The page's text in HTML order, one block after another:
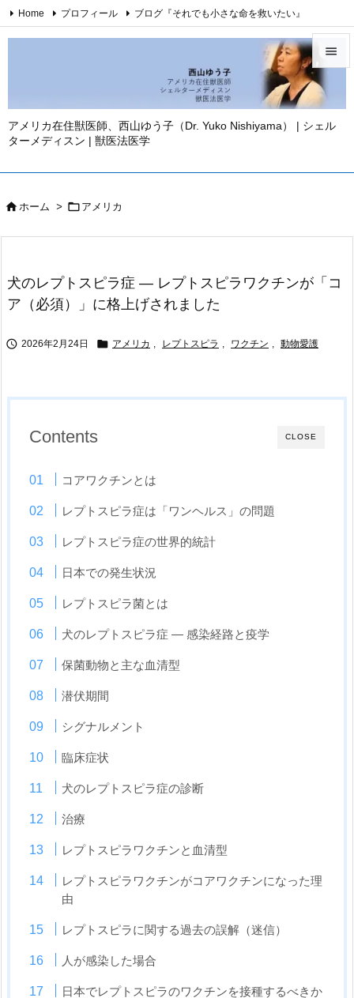
アメリカ在住獣医師、西山ゆう子（Dr. Yuko Nishiyama） | シェル
ターメディスン | 獣医法医学



Home プロフィール ブログ『それでも小さな命を救いたい』
西山ゆう子・YouTubeチャンネル 西山ゆう子・刊行著書
Facebook Instagram
ホーム >  アメリカ
犬のレプトスピラ症 ― レプトスピラワクチンが「コ
ア（必須）」に格上げされました
 2026年2月24日  アメリカ , レプトスピラ , ワクチン , 動物愛護
CLOSE
Contents
コアワクチンとは
レプトスピラ症は「ワンヘルス」の問題
レプトスピラ症の世界的統計
日本での発生状況
レプトスピラ菌とは
犬のレプトスピラ症 ― 感染経路と疫学
保菌動物と主な血清型
潜伏期間
シグナルメント
臨床症状
犬のレプトスピラ症の診断
治療
レプトスピラワクチンと血清型
レプトスピラワクチンがコアワクチンになった理
由
レプトスピラに関する過去の誤解（迷信）
人が感染した場合
日本でレプトスピラのワクチンを接種するべきか